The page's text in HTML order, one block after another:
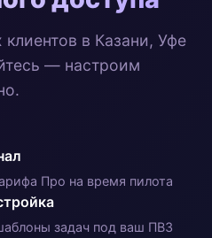
в Казани, Уфе
— настроим
Про на время пилота
задач под ваш ПВЗ